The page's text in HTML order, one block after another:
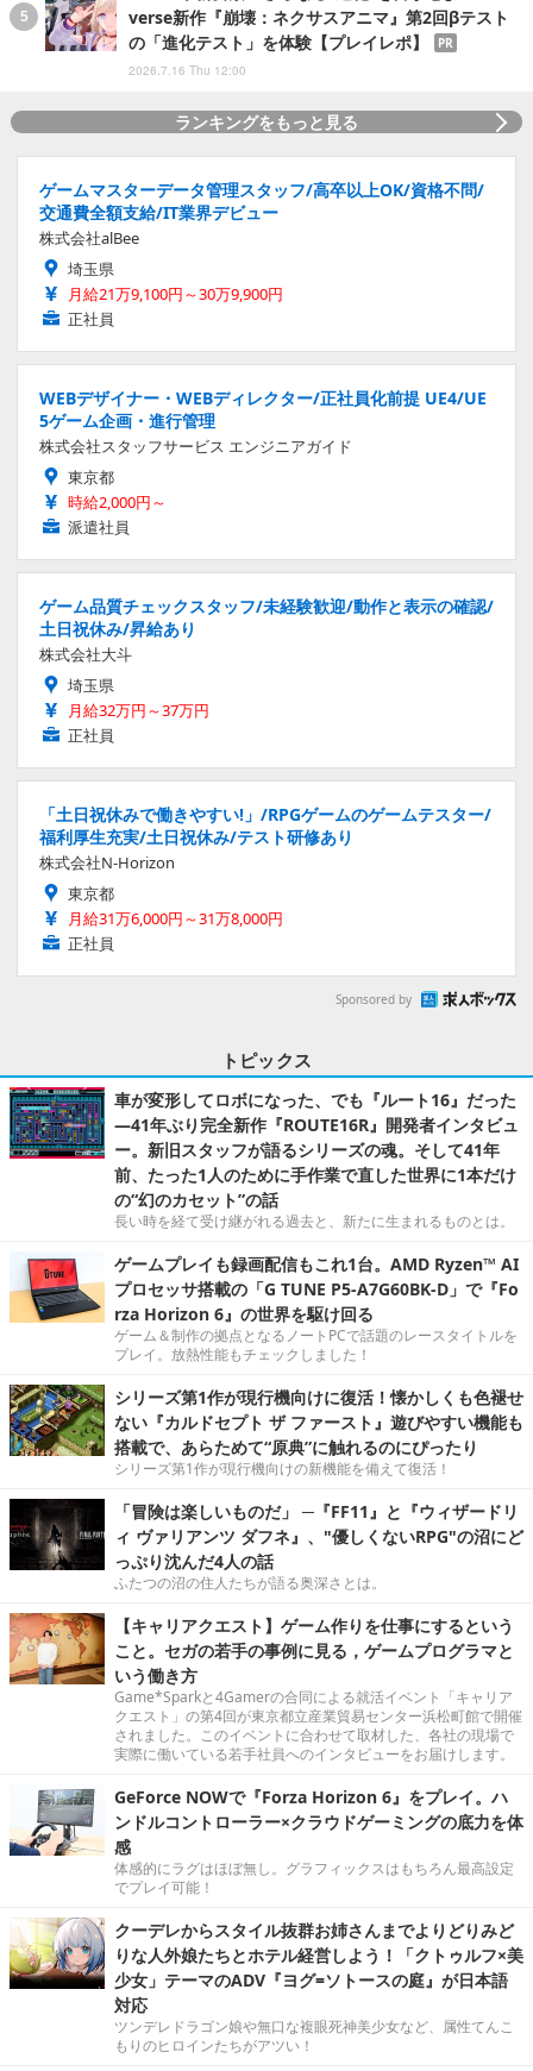
verse新作『崩壊：ネクサスアニマ』第2回βテスト
の「進化テスト」を体験【プレイレポ】
PR
2026.7.16 Thu 12:00
ランキングをもっと見る
ゲームマスターデータ管理スタッフ/高卒以上OK/資格不問/
交通費全額支給/IT業界デビュー
株式会社alBee
埼玉県
月給21万9,100円～30万9,900円
正社員
WEBデザイナー・WEBディレクター/正社員化前提 UE4/UE
5ゲーム企画・進行管理
株式会社スタッフサービス エンジニアガイド
東京都
時給2,000円～
派遣社員
ゲーム品質チェックスタッフ/未経験歓迎/動作と表示の確認/
土日祝休み/昇給あり
株式会社大斗
埼玉県
月給32万円～37万円
正社員
「土日祝休みで働きやすい!」/RPGゲームのゲームテスター/
福利厚生充実/土日祝休み/テスト研修あり
株式会社N-Horizon
東京都
月給31万6,000円～31万8,000円
正社員
Sponsored by
トピックス
車が変形してロボになった、でも『ルート16』だった
―41年ぶり完全新作『ROUTE16R』開発者インタビュ
ー。新旧スタッフが語るシリーズの魂。そして41年
前、たった1人のために手作業で直した世界に1本だけ
の“幻のカセット”の話
長い時を経て受け継がれる過去と、新たに生まれるものとは。
ゲームプレイも録画配信もこれ1台。AMD Ryzen™ AI
プロセッサ搭載の「G TUNE P5-A7G60BK-D」で『Fo
rza Horizon 6』の世界を駆け回る
ゲーム＆制作の拠点となるノートPCで話題のレースタイトルを
プレイ。放熱性能もチェックしました！
シリーズ第1作が現行機向けに復活！懐かしくも色褪せ
ない『カルドセプト ザ ファースト』遊びやすい機能も
搭載で、あらためて“原典”に触れるのにぴったり
シリーズ第1作が現行機向けの新機能を備えて復活！
「冒険は楽しいものだ」 ─『FF11』と『ウィザードリ
ィ ヴァリアンツ ダフネ』、"優しくないRPG"の沼にど
っぷり沈んだ4人の話
ふたつの沼の住人たちが語る奥深さとは。
【キャリアクエスト】ゲーム作りを仕事にするという
こと。セガの若手の事例に見る，ゲームプログラマと
いう働き方
Game*Sparkと4Gamerの合同による就活イベント「キャリア
クエスト」の第4回が東京都立産業貿易センター浜松町館で開催
されました。このイベントに合わせて取材した、各社の現場で
実際に働いている若手社員へのインタビューをお届けします。
GeForce NOWで『Forza Horizon 6』をプレイ。ハ
ンドルコントローラー×クラウドゲーミングの底力を体
感
体感的にラグはほぼ無し。グラフィックスはもちろん最高設定
でプレイ可能！
クーデレからスタイル抜群お姉さんまでよりどりみど
りな人外娘たちとホテル経営しよう！「クトゥルフ×美
少女」テーマのADV『ヨグ=ソトースの庭』が日本語
対応
ツンデレドラゴン娘や無口な複眼死神美少女など、属性てんこ
もりのヒロインたちがアツい！